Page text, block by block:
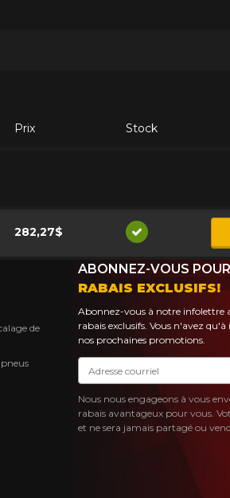
Prix Stock
282,27$
Disponible
de
ABONNEZ-VOUS
RABAIS EXCLUSIFS!
Abonnez-vous à notre infolettre
rabais exclusifs. Vous n'avez
nos prochaines promotions.
Courriel
Nous nous engageons à vous
rabais avantageux pour vous.
et ne sera jamais partagé ou